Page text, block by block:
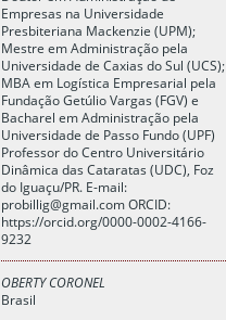
Empresas na Universidade
Presbiteriana Mackenzie (UPM);
Mestre em Administração pela
Universidade de Caxias do Sul (UCS);
MBA em Logística Empresarial pela
Fundação Getúlio Vargas (FGV) e
Bacharel em Administração pela
Universidade de Passo Fundo (UPF)
Professor do Centro Universitário
Dinâmica das Cataratas (UDC), Foz
do Iguaçu/PR. E-mail:
probillig@gmail.comORCID:
https://orcid.org/0000-0002-4166-
9232
OBERTY CORONEL
Brasil